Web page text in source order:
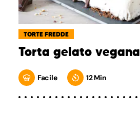
TORTE FREDDE
Torta gelato vegana
Facile 12 Min